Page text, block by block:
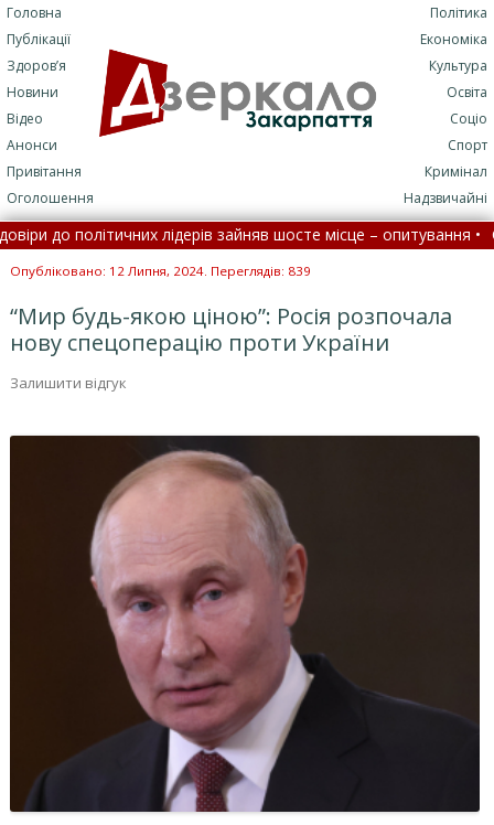
Головна
Публікації
Здоров’я
Новини
Відео
Анонси
Привітання
Оголошення
Політика
Економіка
Культура
Освіта
Соціо
Спорт
Кримінал
Надзвичайні
до політичних лідерів зайняв шосте місце – опитування • Село
потрапити до лікарні стане складніше• На Закарпатті
Опубліковано: 12 Липня, 2024. Переглядів: 839
“Мир будь-якою ціною”: Росія розпочала
нову спецоперацію проти України
Залишити відгук